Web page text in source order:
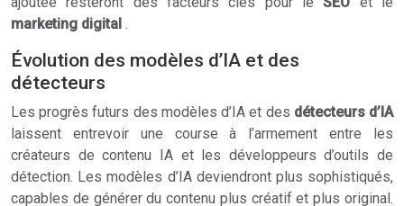
marketing digital .
Évolution des modèles d’IA et des
détecteurs
Les progrès futurs des modèles d’IA et des détecteurs d’IA
laissent entrevoir une course à l’armement entre les
créateurs de contenu IA et les développeurs d’outils de
détection. Les modèles d’IA deviendront plus sophistiqués,
capables de générer du contenu plus créatif et plus original.